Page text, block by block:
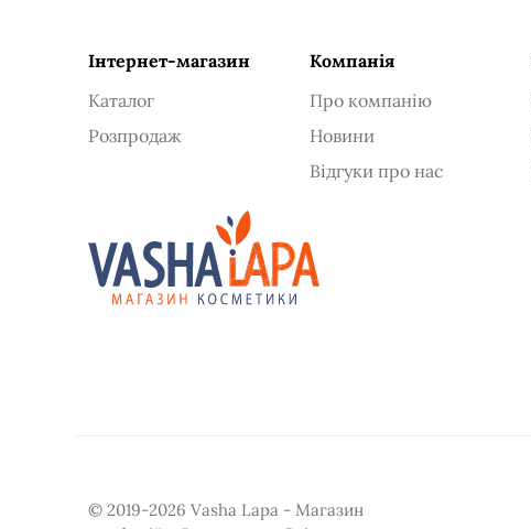
Інтернет-магазин
Каталог
Розпродаж
Компанія
Про компанію
Новини
Відгуки про нас
© 2019-2026 Vasha Lapa - Магазин